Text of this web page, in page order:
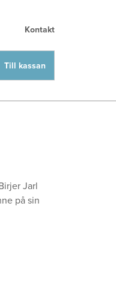
Kontakt
Till kassan
Jarl
på sin